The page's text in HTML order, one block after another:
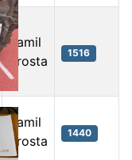
Kamil
Krosta
1516
Kamil
Krosta
1440